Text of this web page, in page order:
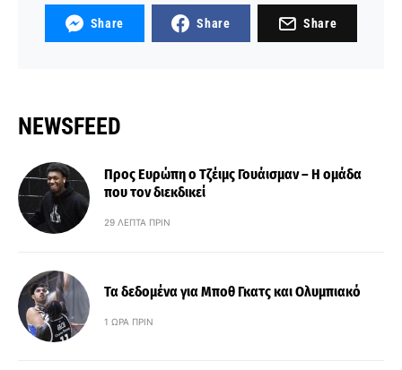
Share Share Share
NEWSFEED
Προς Ευρώπη ο Τζέιμς Γουάισμαν – Η ομάδα
που τον διεκδικεί
29 ΛΕΠΤΆ ΠΡΙΝ
Τα δεδομένα για Μποθ Γκατς και Ολυμπιακό
1 ΏΡΑ ΠΡΙΝ